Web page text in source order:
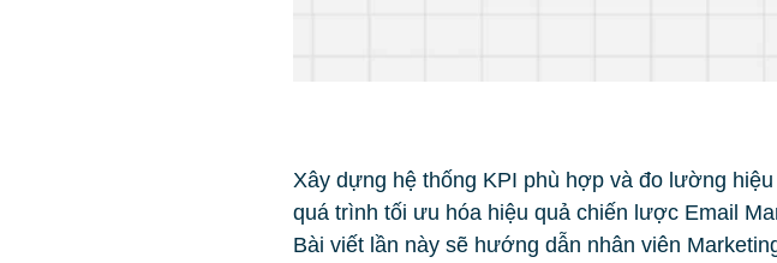
Xây dựng hệ thống KPI phù hợp và đo lường
quá trình tối ưu hóa hiệu quả chiến lược Email
Bài viết lần này sẽ hướng dẫn nhân viên